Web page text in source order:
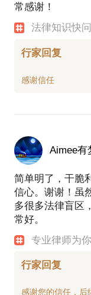
常感谢！
法律知识快
行家回复
Aimee有
简单明了，干脆
信心。谢谢！虽
多很多法律盲区
常好。
专业律师为
行家回复